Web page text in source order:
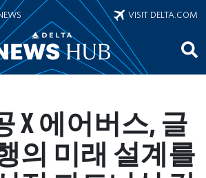
VISIT DELTA.COM
X 에어버스, 글
의 미래 설계를